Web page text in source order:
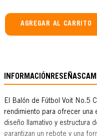
AGREGAR AL CARRITO
INFORMACIÓNRESEÑAS
El Balón de Fútbol Voit No.5
rendimiento para ofrecer una
diseño llamativo y estructura
garantizan un rebote y una